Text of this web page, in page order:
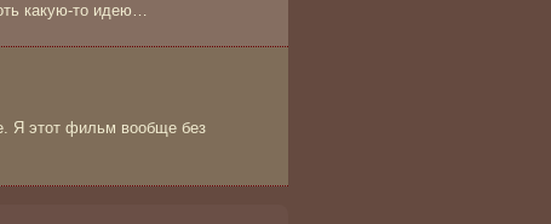
какую-то идею…
Я этот фильм вообще без